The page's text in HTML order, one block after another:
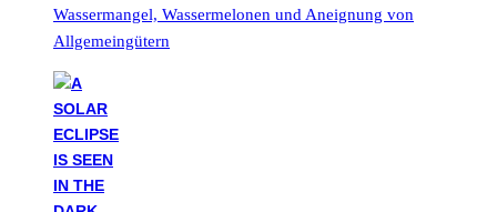
Wassermangel, Wassermelonen und Aneignung von
Allgemeingütern